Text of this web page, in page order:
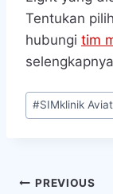
Tentukan
hubungi tim
Post
Tags:
#SIMklinik Aviat
Navigasi
PREVIOUS